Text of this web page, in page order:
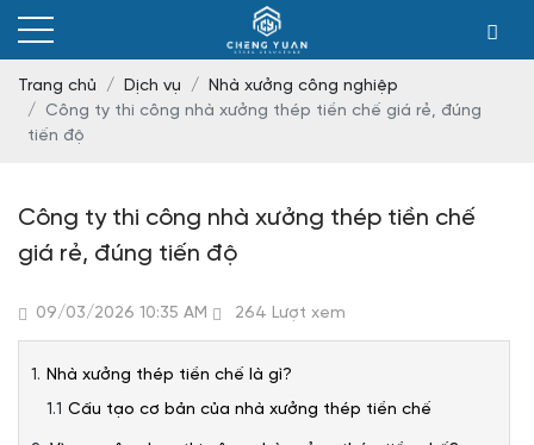
Trang chủ Dịch vụ
Nhà xưởng công nghiệp
Công ty thi công nhà xưởng thép tiền chế giá rẻ, đúng
tiến độ
Công ty thi công nhà xưởng thép tiền chế
giá rẻ, đúng tiến độ
09/03/2026 10:35 AM 264 Lượt xem
Nhà xưởng thép tiền chế là gì?
Cấu tạo cơ bản của nhà xưởng thép tiền chế